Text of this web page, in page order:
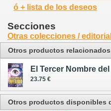
ó + lista de los deseos
Secciones
Otras colecciones /
Otros productos relacionados
El Tercer Nombre
23.75 €
Otros productos disponibles